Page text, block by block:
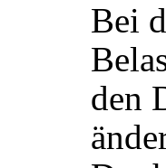
Bei
den